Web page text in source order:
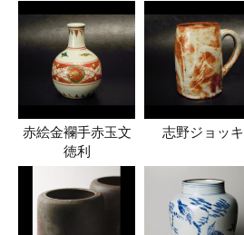
赤絵金襴手赤玉文
徳利
志野ジョッキ